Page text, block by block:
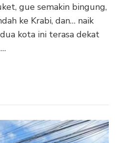
gue semakin bingung,
ke Krabi, dan… naik
kota ini terasa dekat